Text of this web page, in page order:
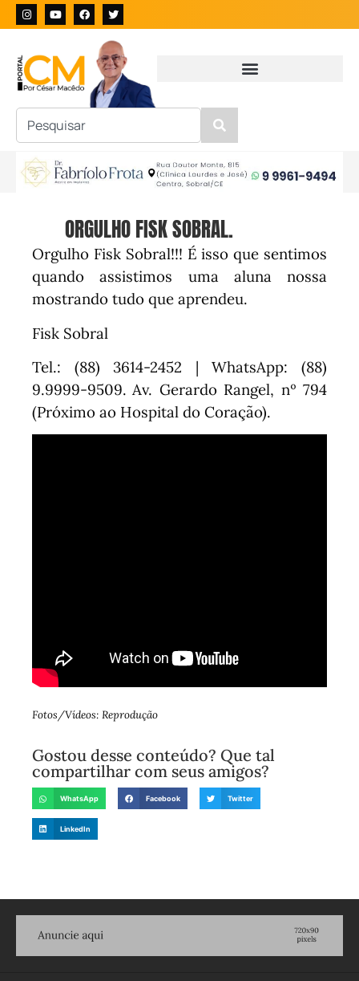
ORGULHO FISK SOBRAL.
Orgulho Fisk Sobral!!! É isso que sentimos
quando assistimos uma aluna nossa
mostrando tudo que aprendeu.
Fisk Sobral
Tel.: (88) 3614-2452 | WhatsApp: (88)
9.9999-9509. Av. Gerardo Rangel, nº 794
(Próximo ao Hospital do Coração).
Fotos/Vídeos: Reprodução
Gostou desse conteúdo? Que tal
compartilhar com seus amigos?
WhatsApp Facebook Twitter
LinkedIn